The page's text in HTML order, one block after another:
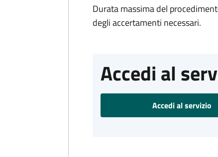
Durata massima del
degli accertamenti necessari.
Accedi al
Accedi al servizio